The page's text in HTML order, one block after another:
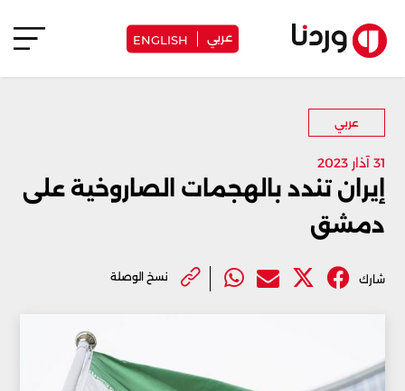
عربي ENGLISH
عربي
31 آذار 2023
إيران تندد بالهجمات الصاروخية على
دمشق
شارك نسخ الوصلة